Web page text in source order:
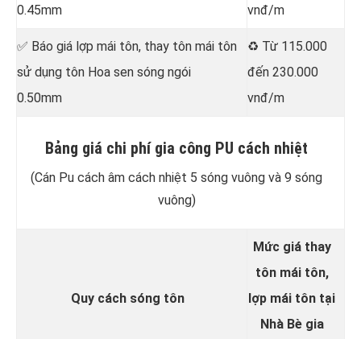
0.45mm
vnđ/m
✅ Báo giá lợp mái tôn, thay tôn mái tôn
sử dụng tôn Hoa sen sóng ngói
0.50mm
♻️ Từ 115.000
đến 230.000
vnđ/m
Bảng giá chi phí gia công PU cách nhiệt
(Cán Pu cách âm cách nhiệt 5 sóng vuông và 9 sóng
vuông)
Quy cách sóng tôn
Mức giá thay
tôn mái tôn,
lợp mái tôn tại
Nhà Bè gia